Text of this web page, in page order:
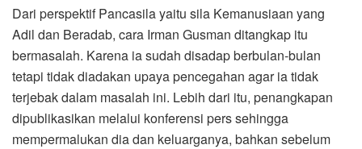
Dari perspektif Pancasila yaitu sila Kemanusiaan yang
Adil dan Beradab, cara Irman Gusman ditangkap itu
bermasalah. Karena ia sudah disadap berbulan-bulan
tetapi tidak diadakan upaya pencegahan agar ia tidak
terjebak dalam masalah ini. Lebih dari itu, penangkapan
dipublikasikan melalui konferensi pers sehingga
mempermalukan dia dan keluarganya, bahkan sebelum